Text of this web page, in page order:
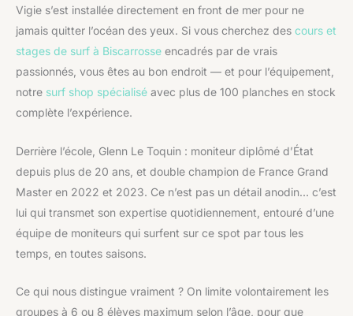
Vigie s’est installée directement en front de mer pour ne
jamais quitter l’océan des yeux. Si vous cherchez des cours et
stages de surf à Biscarrosse encadrés par de vrais
passionnés, vous êtes au bon endroit — et pour l’équipement,
notre surf shop spécialisé avec plus de 100 planches en stock
complète l’expérience.
Derrière l’école, Glenn Le Toquin : moniteur diplômé d’État
depuis plus de 20 ans, et double champion de France Grand
Master en 2022 et 2023. Ce n’est pas un détail anodin… c’est
lui qui transmet son expertise quotidiennement, entouré d’une
équipe de moniteurs qui surfent sur ce spot par tous les
temps, en toutes saisons.
Ce qui nous distingue vraiment ? On limite volontairement les
groupes à 6 ou 8 élèves maximum selon l’âge, pour que